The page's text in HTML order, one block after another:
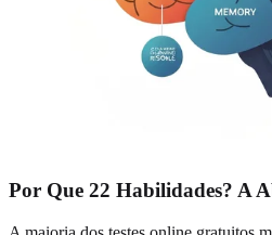
Por Que 22 Habilidades? A